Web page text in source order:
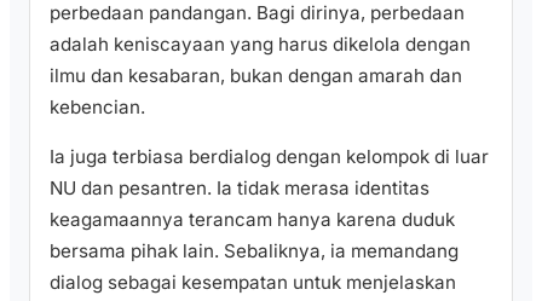
perbedaan pandangan. Bagi dirinya, perbedaan
adalah keniscayaan yang harus dikelola dengan
ilmu dan kesabaran, bukan dengan amarah dan
kebencian.
Ia juga terbiasa berdialog dengan kelompok di luar
NU dan pesantren. Ia tidak merasa identitas
keagamaannya terancam hanya karena duduk
bersama pihak lain. Sebaliknya, ia memandang
dialog sebagai kesempatan untuk menjelaskan